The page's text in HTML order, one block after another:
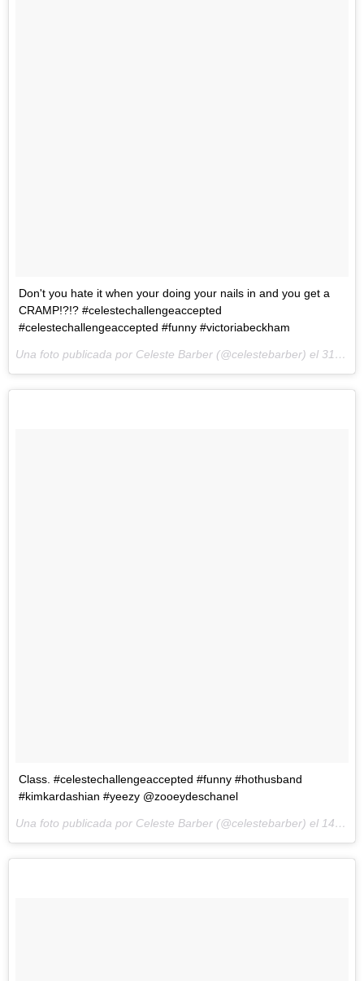
Don't you hate it when your doing your nails in and you get a
CRAMP!?!? #celestechallengeaccepted
#celestechallengeaccepted #funny #victoriabeckham
Una foto publicada por Celeste Barber (@celestebarber) el 31 de Mar de 2016 a la(s) 2:32 PDT
Class. #celestechallengeaccepted #funny #hothusband
#kimkardashian #yeezy @zooeydeschanel
Una foto publicada por Celeste Barber (@celestebarber) el 14 de Mar de 2016 a la(s) 3:34 PDT